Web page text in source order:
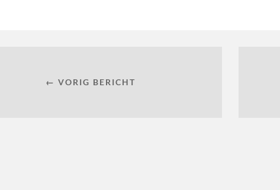
← VORIG BERICHT